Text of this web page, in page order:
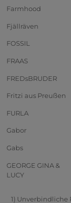
Farmhood
Fjällräven
FOSSIL
FRAAS
FREDsBRUDER
Fritzi aus Preußen
FURLA
Gabor
Gabs
GEORGE GINA &
LUCY
1) Unverbindliche